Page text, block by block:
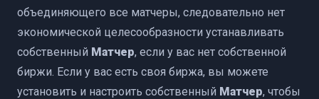
объединяющего все матчеры, следовательно нет
экономической целесообразности устанавливать
собственный Матчер, если у вас нет собственной
биржи. Если у вас есть своя биржа, вы можете
установить и настроить собственный Матчер, чтобы